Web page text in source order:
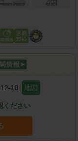
10 地図
ください